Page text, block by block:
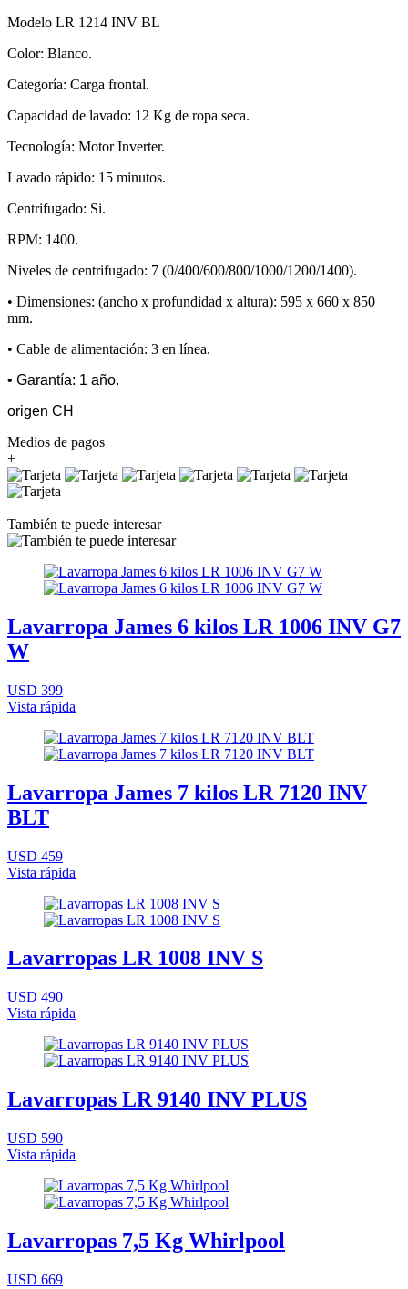
Modelo LR 1214 INV BL
Color: Blanco.
Categoría: Carga frontal.
Capacidad de lavado: 12 Kg de ropa seca.
Tecnología: Motor Inverter.
Lavado rápido: 15 minutos.
Centrifugado: Si.
RPM: 1400.
Niveles de centrifugado: 7 (0/400/600/800/1000/1200/1400).
• Dimensiones: (ancho x profundidad x altura): 595 x 660 x 850
mm.
• Cable de alimentación: 3 en línea.
• Garantía: 1 año.
origen CH
Medios de pagos
+
También te puede interesar
Lavarropa James 6 kilos LR 1006 INV G7
W
USD 399
Vista rápida
Lavarropa James 7 kilos LR 7120 INV
BLT
USD 459
Vista rápida
Lavarropas LR 1008 INV S
USD 490
Vista rápida
Lavarropas LR 9140 INV PLUS
USD 590
Vista rápida
Lavarropas 7,5 Kg Whirlpool
USD 669